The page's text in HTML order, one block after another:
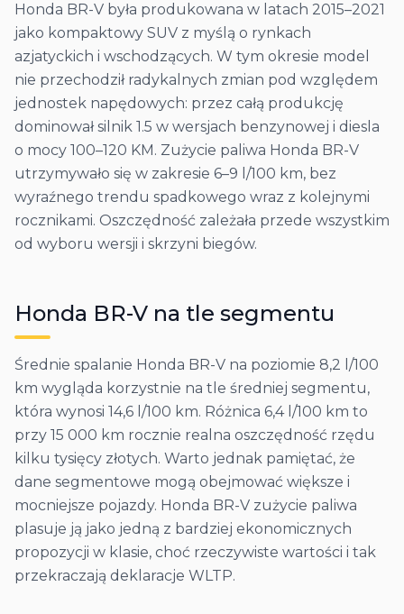
Honda BR-V była produkowana w latach 2015–2021
jako kompaktowy SUV z myślą o rynkach
azjatyckich i wschodzących. W tym okresie model
nie przechodził radykalnych zmian pod względem
jednostek napędowych: przez całą produkcję
dominował silnik 1.5 w wersjach benzynowej i diesla
o mocy 100–120 KM. Zużycie paliwa Honda BR-V
utrzymywało się w zakresie 6–9 l/100 km, bez
wyraźnego trendu spadkowego wraz z kolejnymi
rocznikami. Oszczędność zależała przede wszystkim
od wyboru wersji i skrzyni biegów.
Honda BR-V na tle segmentu
Średnie spalanie Honda BR-V na poziomie 8,2 l/100
km wygląda korzystnie na tle średniej segmentu,
która wynosi 14,6 l/100 km. Różnica 6,4 l/100 km to
przy 15 000 km rocznie realna oszczędność rzędu
kilku tysięcy złotych. Warto jednak pamiętać, że
dane segmentowe mogą obejmować większe i
mocniejsze pojazdy. Honda BR-V zużycie paliwa
plasuje ją jako jedną z bardziej ekonomicznych
propozycji w klasie, choć rzeczywiste wartości i tak
przekraczają deklaracje WLTP.